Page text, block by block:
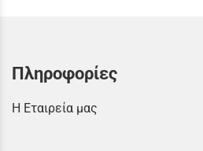
Πληροφορίες
Η Εταιρεία μας